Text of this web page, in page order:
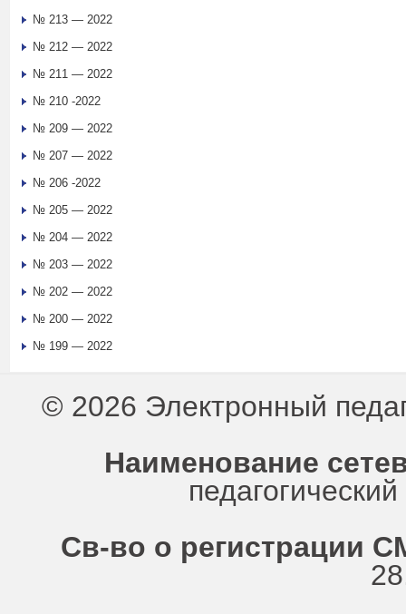
№ 213 — 2022
№ 212 — 2022
№ 211 — 2022
№ 210 -2022
№ 209 — 2022
№ 207 — 2022
№ 206 -2022
№ 205 — 2022
№ 204 — 2022
№ 203 — 2022
№ 202 — 2022
№ 200 — 2022
№ 199 — 2022
© 2026 Электронный
Наименование
Св-во о регистрации